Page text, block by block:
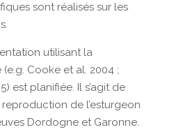
sont réalisés sur les
utilisant la
Cooke et al. 2004 ;
est planifiée. Il s’agit de
de l’esturgeon
Dordogne et Garonne.